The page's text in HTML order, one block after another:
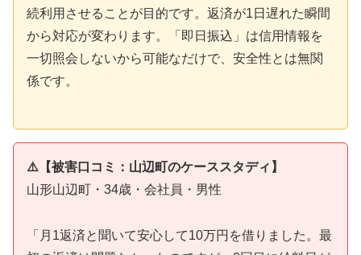
続利用させることが目的です。返済が1日遅れた瞬間
から対応が変わります。「即日振込」は信用情報を
一切照会しないから可能なだけで、安全性とは無関
係です。
⚠️【被害口コミ：山辺町のケーススタディ】
山形山辺町・34歳・会社員・男性
「月1返済と聞いて安心して10万円を借りました。最